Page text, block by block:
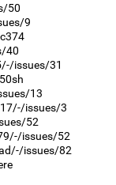
50
9
40
issues/31
13
issues/3
52
issues/52
issues/82